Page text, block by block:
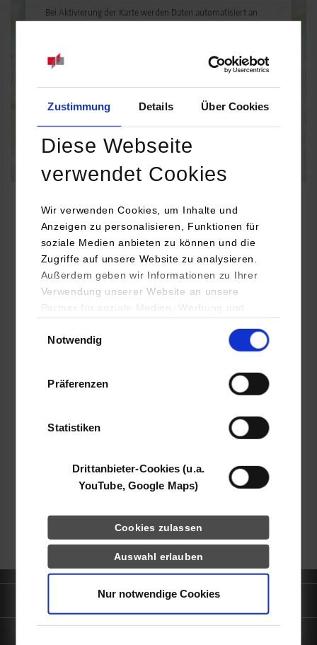
Zustimmung Details Über Cookies
Diese Webseite
verwendet Cookies
Wir verwenden Cookies, um Inhalte und
Anzeigen zu personalisieren, Funktionen für
soziale Medien anbieten zu können und die
Zugriffe auf unsere Website zu analysieren.
Außerdem geben wir Informationen zu Ihrer
Verwendung unserer Website an unsere
Partner für soziale Medien, Werbung und
YouTube, Google Maps) führen diese
Daten zusammen, die Sie ihnen bereitgestellt
haben oder die sie im Rahmen Ihrer Nutzung
Notwendig
Präferenzen
Statistiken
Drittanbieter-Cookies (u.a.
YouTube, Google Maps)
Cookies zulassen
Auswahl erlauben
Nur notwendige Cookies
Bei Aktivierung der Karte werden Daten automatisiert an
Einmalig aktivieren
Informatik
schwabe+braun netzwerke gmbh
Mollenbachstraße 14
71229 Leonberg
zurück zur Ergebnisliste